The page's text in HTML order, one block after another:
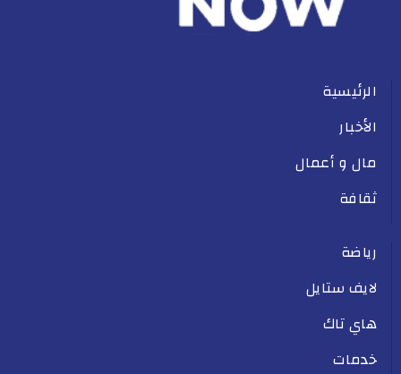
الرئيسية
الأخبار
مال و أعمال
ثقافة
رياضة
لايف ستايل
هاي تاك
خدمات